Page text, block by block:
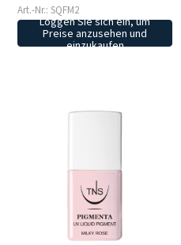
Art.-Nr.: SQFM2
Loggen Sie sich ein, um
Preise anzusehen und
einzukaufen